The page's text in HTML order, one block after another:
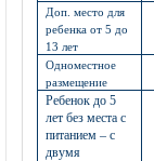
Доп. место для
ребенка от 5 до
13 лет
Одноместное
размещение
Ребенок до 5
лет без места с
питанием – с
двумя